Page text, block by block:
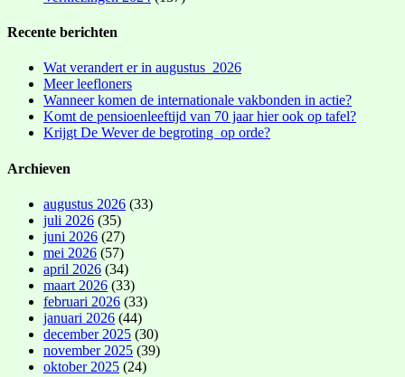
Recente berichten
Wat verandert er in augustus 2026
Meer leefloners
Wanneer komen de internationale vakbonden in actie?
Komt de pensioenleeftijd van 70 jaar hier ook op tafel?
Krijgt De Wever de begroting op orde?
Archieven
augustus 2026 (33)
juli 2026 (35)
juni 2026 (27)
mei 2026 (57)
april 2026 (34)
maart 2026 (33)
februari 2026 (33)
januari 2026 (44)
december 2025 (30)
november 2025 (39)
oktober 2025 (24)